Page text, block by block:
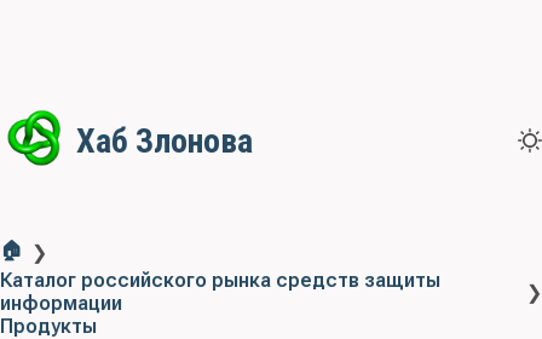
Хаб Злонова
🏠 ❯
Каталог российского рынка средств защиты
информации
❯
Продукты